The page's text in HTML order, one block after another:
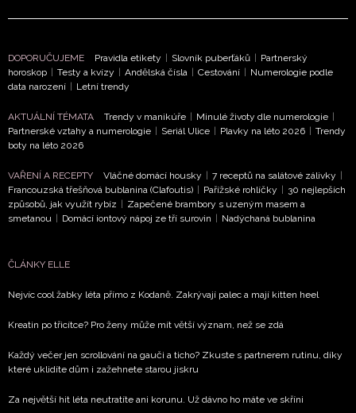
NEWSLETTER
ODESLAT
podmínkami společnosti BurdaMedia Extra s.r.o. a
potvrzujete, že jste se seznámili se Zásadami
Vašimi údaji pracovat zejména k organizaci a
vyhodnocení akce a zasílání novinek.
Chcete navíc dostávat i další zajímavé a exkluzivní
zpracováním údajů k tomuto účelu podle
DOPORUČUJEME Pravidla etikety | Slovník puberťáků | Partnerský
horoskop | Testy a kvízy | Andělská čísla | Cestování | Numerologie podle
data narození | Letní trendy
AKTUÁLNÍ TÉMATA Trendy v manikúře | Minulé životy dle numerologie |
Partnerské vztahy a numerologie | Seriál Ulice | Plavky na léto 2026 | Trendy
boty na léto 2026
VAŘENÍ A RECEPTY Vláčné domácí housky | 7 receptů na salátové zálivky |
Francouzská třešňová bublanina (Clafoutis) | Pařížské rohlíčky | 30 nejlepších
způsobů, jak využít rybíz | Zapečené brambory s uzeným masem a
smetanou | Domácí iontový nápoj ze tří surovin | Nadýchaná bublanina
ČLÁNKY ELLE
Nejvíc cool žabky léta přímo z Kodaně. Zakrývají palec a mají kitten heel
Kreatin po třicítce? Pro ženy může mít větší význam, než se zdá
Každý večer jen scrollování na gauči a ticho? Zkuste s partnerem rutinu, díky
které uklidíte dům i zažehnete starou jiskru
Za největší hit léta neutratíte ani korunu. Už dávno ho máte ve skříni